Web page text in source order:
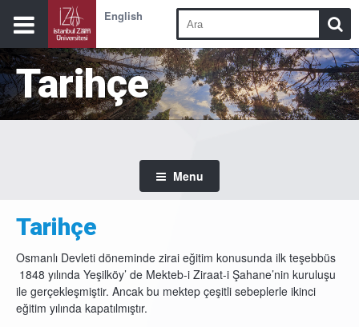
English
Tarihçe
Menu
Tarihçe
Osmanlı Devleti döneminde zirai eğitim konusunda ilk teşebbüs
1848 yılında Yeşilköy’ de Mekteb-i Ziraat-i Şahane’nin kuruluşu
ile gerçekleşmiştir. Ancak bu mektep çeşitli sebeplerle ikinci
eğitim yılında kapatılmıştır.